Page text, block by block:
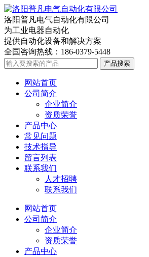
洛阳普凡电气自动化有限公司
为工业电器自动化
提供自动化设备和解决方案
全国咨询热线： 186-0379-5448
产品搜索
网站首页
公司简介
企业简介
资质荣誉
产品中心
常见问题
技术指导
留言列表
联系我们
人才招聘
联系我们
网站首页
公司简介
企业简介
资质荣誉
产品中心